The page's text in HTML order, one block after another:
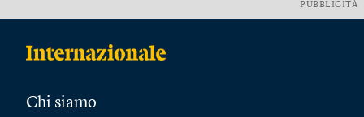
PUBBLICITÀ
Chi siamo